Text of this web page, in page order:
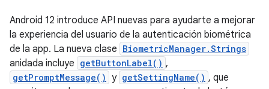
Android 12 introduce API nuevas para ayudarte a mejorar
la experiencia del usuario de la autenticación biométrica
de la app. La nueva clase BiometricManager.Strings
anidada incluye getButtonLabel() ,
getPromptMessage() y getSettingName() , que